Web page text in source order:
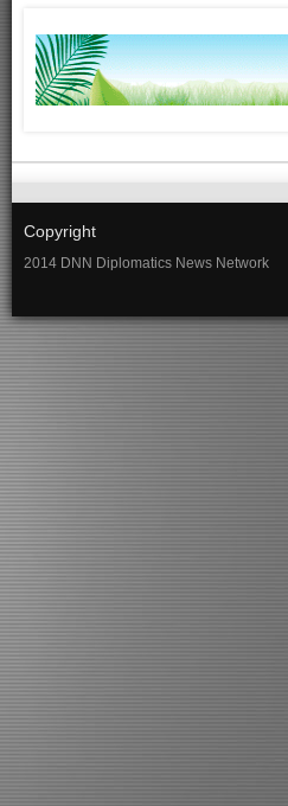
Copyright
2014 DNN Diplomatics News Network